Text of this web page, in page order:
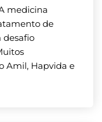
medicina
de
desafio
Amil, Hapvida e